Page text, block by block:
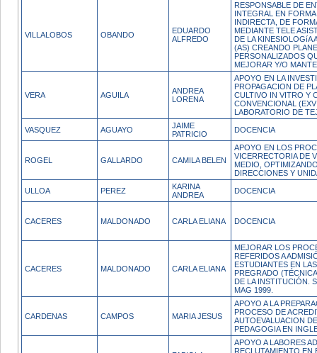
VILLALOBOS OBANDO
EDUARDO
ALFREDO
RESPONSABLE DE
INTEGRAL EN FORMA
INDIRECTA, DE
MEDIANTE TELE
DE LA KINESIOLOGíA
(AS) CREANDO
PERSONALIZADOS
MEJORAR Y/O MANTE
VERA AGUILA
ANDREA
LORENA
APOYO EN LA
PROPAGACION DE
CULTIVO IN VITRO Y
CONVENCIONAL
LABORATORIO DE
VASQUEZ AGUAYO
JAIME
PATRICIO
DOCENCIA
ROGEL GALLARDO CAMILA BELEN
APOYO EN LOS
VICERRECTORIA DE
MEDIO,
DIRECCIONES Y
ULLOA PEREZ
KARINA
ANDREA
DOCENCIA
CACERES MALDONADO CARLA ELIANA DOCENCIA
CACERES MALDONADO CARLA ELIANA
MEJORAR LOS
REFERIDOS A
ESTUDIANTES EN
PREGRADO
DE LA INSTITUCIÓN.
MAG 1999.
CARDENAS CAMPOS MARIA JESUS
APOYO A LA
PROCESO DE
AUTOEVALUACION
PEDAGOGIA EN
APOYO A LABORES
RECLUTAMIENTO EN